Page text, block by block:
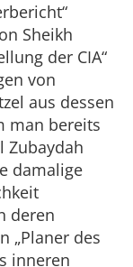
Sheikh
der CIA“
von
aus dessen
man bereits
Zubaydah
damalige
deren
„Planer des
inneren